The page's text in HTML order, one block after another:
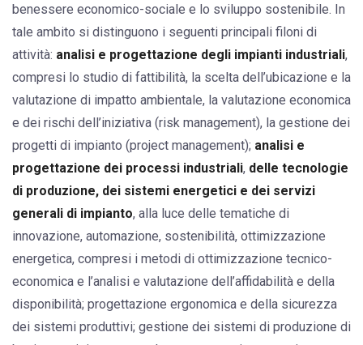
benessere economico-sociale e lo sviluppo sostenibile. In
tale ambito si distinguono i seguenti principali filoni di
attività: analisi e progettazione degli impianti industriali,
compresi lo studio di fattibilità, la scelta dell’ubicazione e la
valutazione di impatto ambientale, la valutazione economica
e dei rischi dell’iniziativa (risk management), la gestione dei
progetti di impianto (project management); analisi e
progettazione dei processi industriali, delle tecnologie
di produzione, dei sistemi energetici e dei servizi
generali di impianto, alla luce delle tematiche di
innovazione, automazione, sostenibilità, ottimizzazione
energetica, compresi i metodi di ottimizzazione tecnico-
economica e l’analisi e valutazione dell’affidabilità e della
disponibilità; progettazione ergonomica e della sicurezza
dei sistemi produttivi; gestione dei sistemi di produzione di